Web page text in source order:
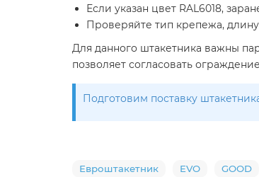
Если указан цвет RAL6018,
Проверяйте тип крепежа,
Для данного штакетника важны
позволяет согласовать
Подготовим поставку
Евроштакетник EVO GOOD